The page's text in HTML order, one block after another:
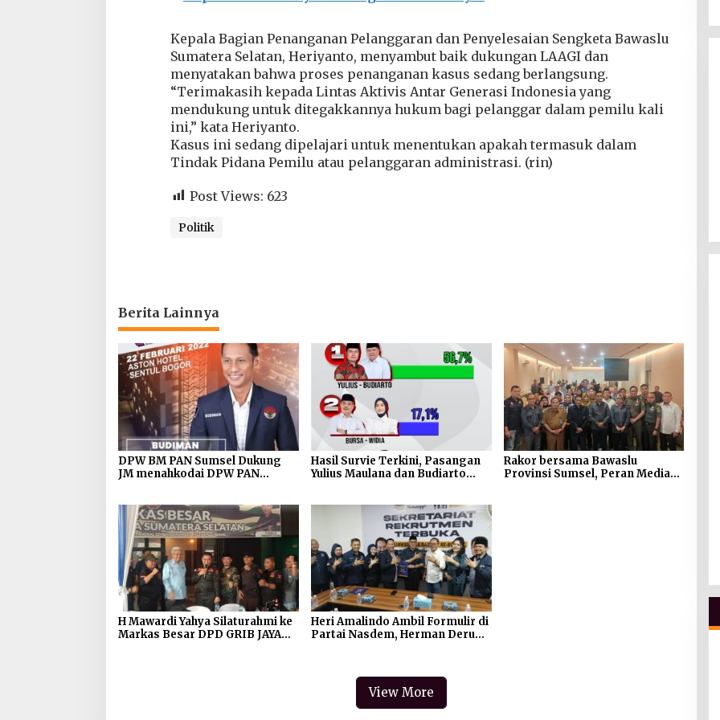
t
a
n
Kepala Bagian Penanganan Pelanggaran dan Penyelesaian Sengketa Bawaslu
Sumatera Selatan, Heriyanto, menyambut baik dukungan LAAGI dan
menyatakan bahwa proses penanganan kasus sedang berlangsung.
“Terimakasih kepada Lintas Aktivis Antar Generasi Indonesia yang
mendukung untuk ditegakkannya hukum bagi pelanggar dalam pemilu kali
ini,” kata Heriyanto.
Kasus ini sedang dipelajari untuk menentukan apakah termasuk dalam
Tindak Pidana Pemilu atau pelanggaran administrasi. (rin)
Post Views: 623
Politik
Berita Lainnya
DPW BM PAN Sumsel Dukung
JM menahkodai DPW PAN
Hasil Survie Terkini, Pasangan
Yulius Maulana dan Budiarto
Rakor bersama Bawaslu
Provinsi Sumsel, Peran Media
H Mawardi Yahya Silaturahmi ke
Markas Besar DPD GRIB JAYA
Heri Amalindo Ambil Formulir di
Partai Nasdem, Herman Deru
View More
OKI Memanas, Akbar
Tegaskan Tidak Pernah
Menerima Uang
Di Berita, Sumsel | 4 Agustus 2026